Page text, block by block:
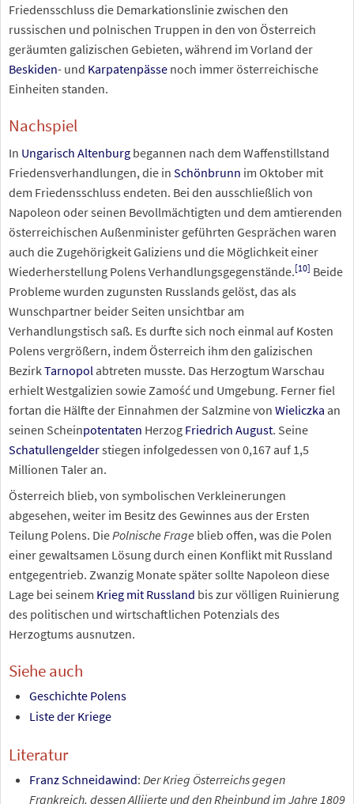
Friedensschluss die Demarkationslinie zwischen den
russischen und polnischen Truppen in den von Österreich
geräumten galizischen Gebieten, während im Vorland der
Beskiden- und Karpatenpässe noch immer österreichische
Einheiten standen.
Nachspiel
In Ungarisch Altenburg begannen nach dem Waffenstillstand
Friedensverhandlungen, die in Schönbrunn im Oktober mit
dem Friedensschluss endeten. Bei den ausschließlich von
Napoleon oder seinen Bevollmächtigten und dem amtierenden
österreichischen Außenminister geführten Gesprächen waren
auch die Zugehörigkeit Galiziens und die Möglichkeit einer
Wiederherstellung Polens Verhandlungsgegenstände.[10] Beide
Probleme wurden zugunsten Russlands gelöst, das als
Wunschpartner beider Seiten unsichtbar am
Verhandlungstisch saß. Es durfte sich noch einmal auf Kosten
Polens vergrößern, indem Österreich ihm den galizischen
Bezirk Tarnopol abtreten musste. Das Herzogtum Warschau
erhielt Westgalizien sowie Zamość und Umgebung. Ferner fiel
fortan die Hälfte der Einnahmen der Salzmine von Wieliczka an
seinen Scheinpotentaten Herzog Friedrich August. Seine
Schatullengelderstiegen infolgedessen von 0,167 auf 1,5
Millionen Taler an.
Österreich blieb, von symbolischen Verkleinerungen
abgesehen, weiter im Besitz des Gewinnes aus der Ersten
Teilung Polens. DiePolnische Frage blieb offen, was die Polen
einer gewaltsamen Lösung durch einen Konflikt mit Russland
entgegentrieb. Zwanzig Monate später sollte Napoleon diese
Lage bei seinem Krieg mit Russland bis zur völligen Ruinierung
des politischen und wirtschaftlichen Potenzials des
Herzogtums ausnutzen.
Siehe auch
Geschichte Polens
Liste der Kriege
Literatur
Franz Schneidawind: Der Krieg Österreichs gegen
Frankreich, dessen Alliierte und den Rheinbund im Jahre 1809